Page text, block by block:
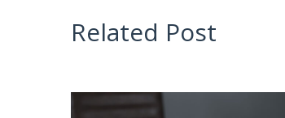
Related Post